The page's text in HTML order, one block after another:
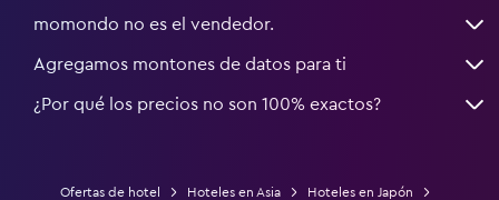
momondo no es el vendedor.
Agregamos montones de datos para ti
¿Por qué los precios no son 100% exactos?
Ofertas de hotel Hoteles en Asia
Hoteles en Japón